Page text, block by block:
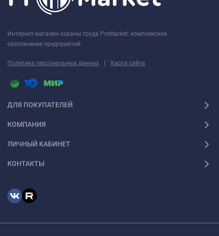
Интернет-магазин охраны труда ProMarket: комплексное
обеспечение предприятий.
Политика персональных данных | Карта сайта
ДЛЯ ПОКУПАТЕЛЕЙ
КОМПАНИЯ
ЛИЧНЫЙ КАБИНЕТ
КОНТАКТЫ